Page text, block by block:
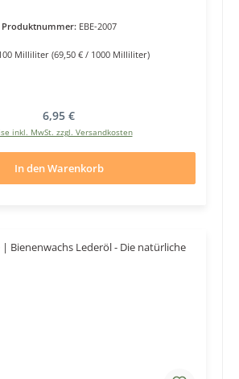
Produktnummer: EBE-2007
Milliliter (69,50 € / 1000 Milliliter)
Regulärer Preis:
6,95 €
inkl. MwSt. zzgl. Versandkosten
In den Warenkorb